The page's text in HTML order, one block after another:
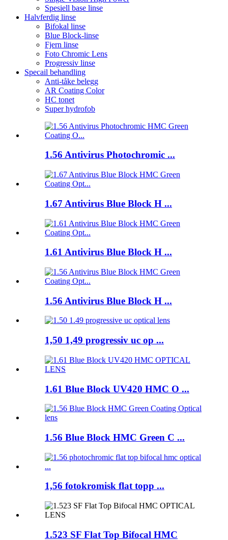
Spesiell base linse
Halvferdig linse
Bifokal linse
Blue Block-linse
Fjern linse
Foto Chromic Lens
Progressiv linse
Specail behandling
Anti-tåke belegg
AR Coating Color
HC tonet
Super hydrofob
1.56 Antivirus Photochromic ...
1.67 Antivirus Blue Block H ...
1.61 Antivirus Blue Block H ...
1.56 Antivirus Blue Block H ...
1,50 1,49 progressiv uc op ...
1.61 Blue Block UV420 HMC O ...
1.56 Blue Block HMC Green C ...
1,56 fotokromisk flat topp ...
1.523 SF Flat Top Bifocal HMC